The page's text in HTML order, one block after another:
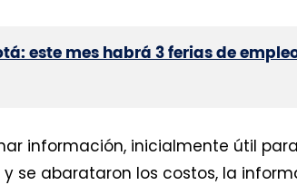
este mes habrá 3 ferias de
información, inicialmente útil
se abarataron los costos, la